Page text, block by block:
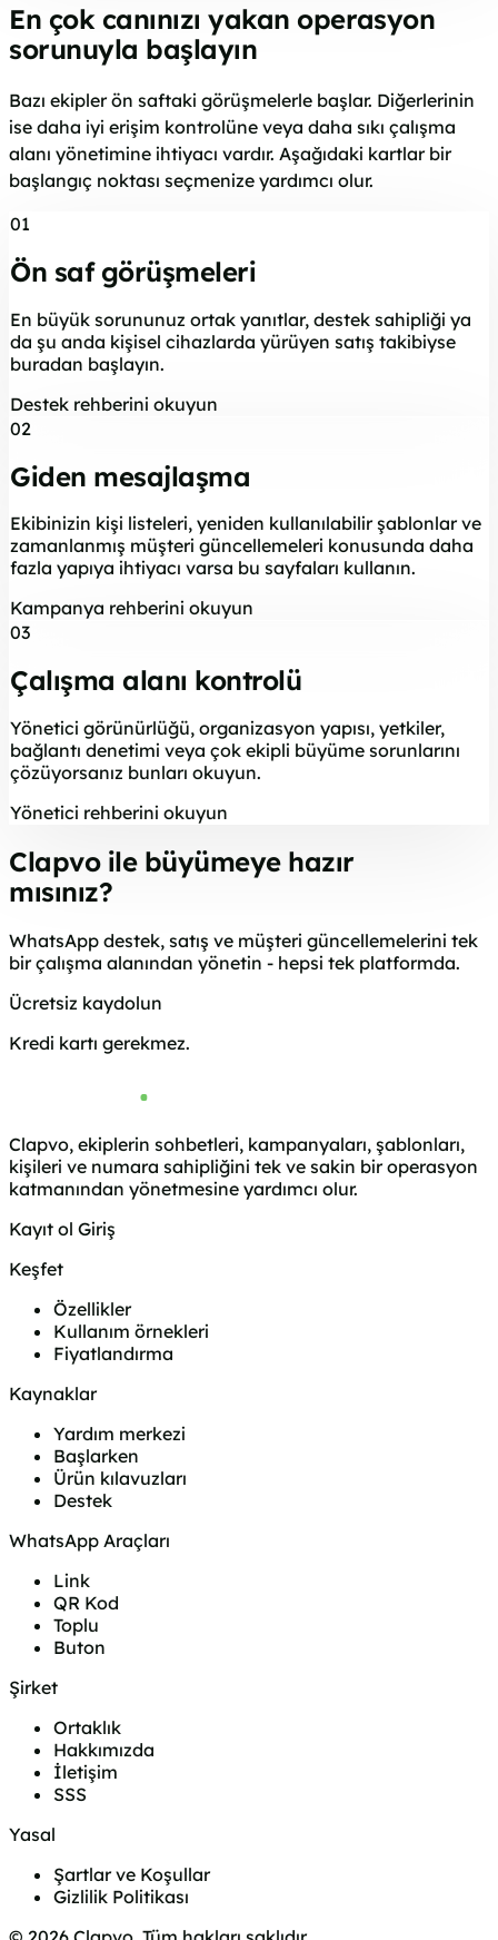
En çok canınızı yakan operasyon
sorunuyla başlayın
Bazı ekipler ön saftaki görüşmelerle başlar. Diğerlerinin
ise daha iyi erişim kontrolüne veya daha sıkı çalışma
alanı yönetimine ihtiyacı vardır. Aşağıdaki kartlar bir
başlangıç noktası seçmenize yardımcı olur.
01
Ön saf görüşmeleri
En büyük sorununuz ortak yanıtlar, destek sahipliği ya
da şu anda kişisel cihazlarda yürüyen satış takibiyse
buradan başlayın.
Destek rehberini okuyun
02
Giden mesajlaşma
Ekibinizin kişi listeleri, yeniden kullanılabilir şablonlar ve
zamanlanmış müşteri güncellemeleri konusunda daha
fazla yapıya ihtiyacı varsa bu sayfaları kullanın.
Kampanya rehberini okuyun
03
Çalışma alanı kontrolü
Yönetici görünürlüğü, organizasyon yapısı, yetkiler,
bağlantı denetimi veya çok ekipli büyüme sorunlarını
çözüyorsanız bunları okuyun.
Yönetici rehberini okuyun
Clapvo ile büyümeye hazır
mısınız?
WhatsApp destek, satış ve müşteri güncellemelerini tek
bir çalışma alanından yönetin - hepsi tek platformda.
Ücretsiz kaydolun
Kredi kartı gerekmez.
Clapvo, ekiplerin sohbetleri, kampanyaları, şablonları,
kişileri ve numara sahipliğini tek ve sakin bir operasyon
katmanından yönetmesine yardımcı olur.
Kayıt ol Giriş
Keşfet
Özellikler
Kullanım örnekleri
Fiyatlandırma
Kaynaklar
Yardım merkezi
Başlarken
Ürün kılavuzları
Destek
WhatsApp Araçları
Link
QR Kod
Toplu
Buton
Şirket
Ortaklık
Hakkımızda
İletişim
SSS
Yasal
Şartlar ve Koşullar
Gizlilik Politikası